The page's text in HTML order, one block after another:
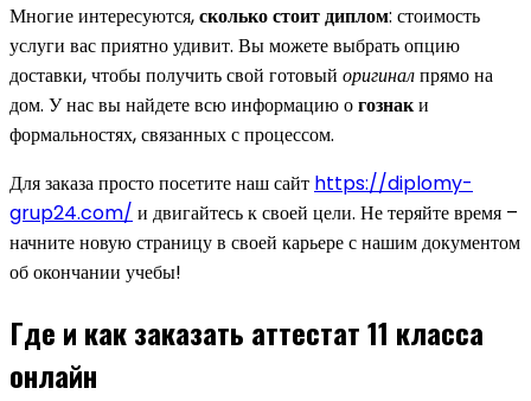
Многие интересуются,сколько стоит диплом: стоимость
услуги вас приятно удивит. Вы можете выбрать опцию
доставки, чтобы получить свой готовый оригиналпрямо на
дом. У нас вы найдете всю информацию огознаки
формальностях, связанных с процессом.
Для заказа просто посетите наш сайт https://diplomy-
grup24.com/ и двигайтесь к своей цели. Не теряйте время –
начните новую страницу в своей карьере с нашим документом
об окончании учебы!
Где и как заказать аттестат 11 класса
онлайн